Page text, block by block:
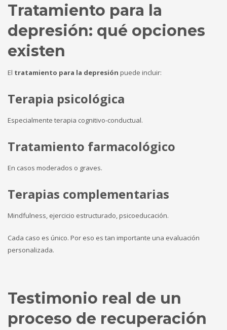
Tratamiento para la
depresión: qué opciones
existen
El tratamiento para la depresión puede incluir:
Terapia psicológica
Especialmente terapia cognitivo-conductual.
Tratamiento farmacológico
En casos moderados o graves.
Terapias complementarias
Mindfulness, ejercicio estructurado, psicoeducación.
Cada caso es único. Por eso es tan importante una evaluación
personalizada.
Testimonio real de un
proceso de recuperación